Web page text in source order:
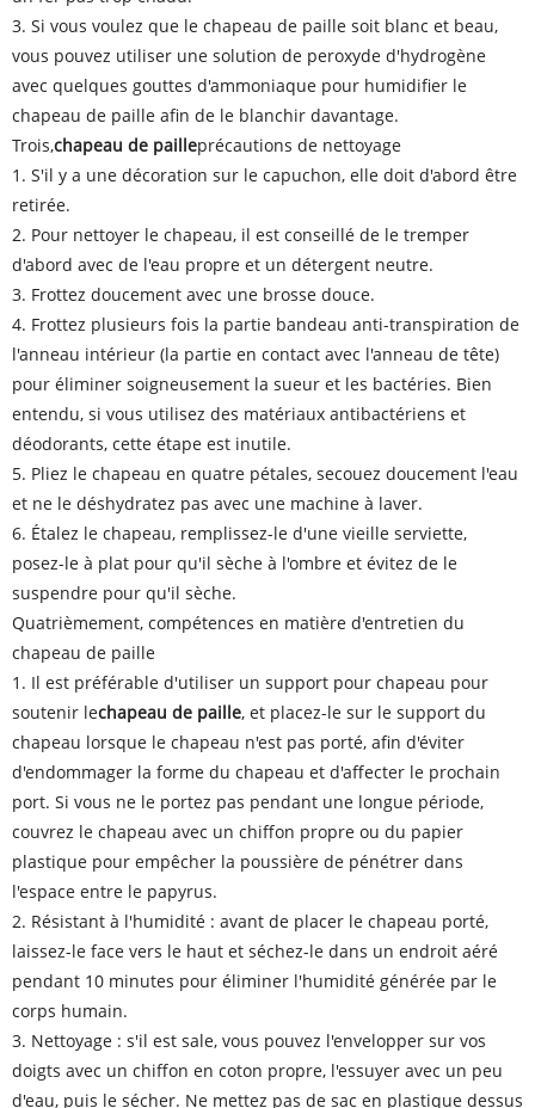
3. Si vous voulez que le chapeau de paille soit blanc et beau,
vous pouvez utiliser une solution de peroxyde d'hydrogène
avec quelques gouttes d'ammoniaque pour humidifier le
chapeau de paille afin de le blanchir davantage.
Trois,chapeau de pailleprécautions de nettoyage
1. S'il y a une décoration sur le capuchon, elle doit d'abord être
retirée.
2. Pour nettoyer le chapeau, il est conseillé de le tremper
d'abord avec de l'eau propre et un détergent neutre.
3. Frottez doucement avec une brosse douce.
4. Frottez plusieurs fois la partie bandeau anti-transpiration de
l'anneau intérieur (la partie en contact avec l'anneau de tête)
pour éliminer soigneusement la sueur et les bactéries. Bien
entendu, si vous utilisez des matériaux antibactériens et
déodorants, cette étape est inutile.
5. Pliez le chapeau en quatre pétales, secouez doucement l'eau
et ne le déshydratez pas avec une machine à laver.
6. Étalez le chapeau, remplissez-le d'une vieille serviette,
posez-le à plat pour qu'il sèche à l'ombre et évitez de le
suspendre pour qu'il sèche.
Quatrièmement, compétences en matière d'entretien du
chapeau de paille
1. Il est préférable d'utiliser un support pour chapeau pour
soutenir lechapeau de paille, et placez-le sur le support du
chapeau lorsque le chapeau n'est pas porté, afin d'éviter
d'endommager la forme du chapeau et d'affecter le prochain
port. Si vous ne le portez pas pendant une longue période,
couvrez le chapeau avec un chiffon propre ou du papier
plastique pour empêcher la poussière de pénétrer dans
l'espace entre le papyrus.
2. Résistant à l'humidité : avant de placer le chapeau porté,
laissez-le face vers le haut et séchez-le dans un endroit aéré
pendant 10 minutes pour éliminer l'humidité générée par le
corps humain.
3. Nettoyage : s'il est sale, vous pouvez l'envelopper sur vos
doigts avec un chiffon en coton propre, l'essuyer avec un peu
d'eau, puis le sécher. Ne mettez pas de sac en plastique dessus